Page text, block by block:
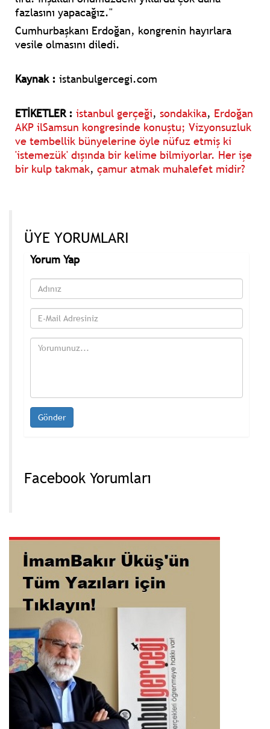
fazlasını yapacağız."
Cumhurbaşkanı Erdoğan, kongrenin hayırlara
vesile olmasını diledi.
Kaynak : istanbulgercegi.com
ETİKETLER : istanbul gerçeği, sondakika, Erdoğan
AKP ilSamsun kongresinde konuştu; Vizyonsuzluk
ve tembellik bünyelerine öyle nüfuz etmiş ki
'istemezük' dışında bir kelime bilmiyorlar. Her işe
bir kulp takmak, çamur atmak muhalefet midir?
ÜYE YORUMLARI
Yorum Yap
Facebook Yorumları